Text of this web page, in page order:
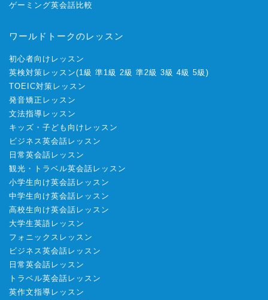
ゲーミング英会話比較
ワールドトークのレッスン
初心者向けレッスン
英検対策レッスン(1級 準1級 2級 準2級 3級 4級 5級 )
TOEIC対策レッスン
発音矯正レッスン
文法指導レッスン
キッズ・子ども向けレッスン
ビジネス英会話レッスン
日常英会話レッスン
観光・トラベル英会話レッスン
小学生向け英会話レッスン
中学生向け英会話レッスン
高校生向け英会話レッスン
大学生英語レッスン
フォニックスレッスン
ビジネス英会話レッスン
日常英会話レッスン
トラベル英会話レッスン
英作文指導レッスン